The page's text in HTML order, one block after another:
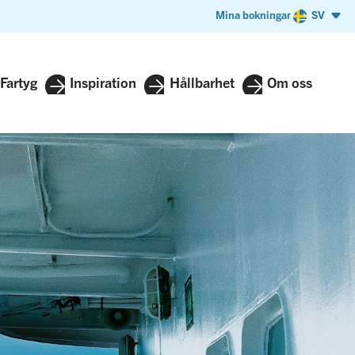
Mina bokningar SV
Fartyg Inspiration Hållbarhet Om oss